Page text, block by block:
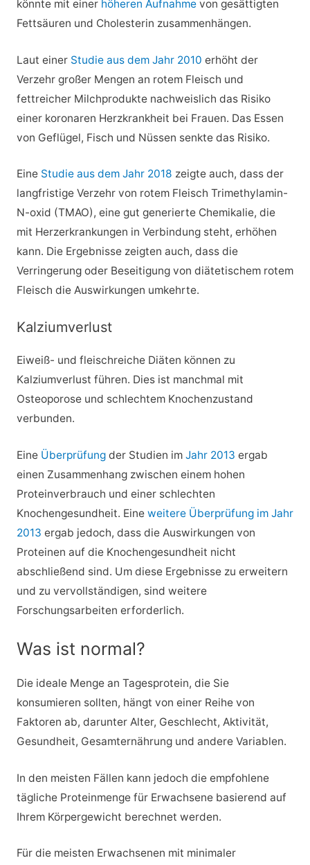
könnte mit einer höheren Aufnahmevon gesättigten
Fettsäuren und Cholesterin zusammenhängen.
Laut einer Studie aus dem Jahr 2010 erhöht der
Verzehr großer Mengen an rotem Fleisch und
fettreicher Milchprodukte nachweislich das Risiko
einer koronaren Herzkrankheit bei Frauen. Das Essen
von Geflügel, Fisch und Nüssen senkte das Risiko.
Eine Studie aus dem Jahr 2018 zeigte auch, dass der
langfristige Verzehr von rotem Fleisch Trimethylamin-
N-oxid (TMAO), eine gut generierte Chemikalie, die
mit Herzerkrankungen in Verbindung steht, erhöhen
kann. Die Ergebnisse zeigten auch, dass die
Verringerung oder Beseitigung von diätetischem rotem
Fleisch die Auswirkungen umkehrte.
Kalziumverlust
Eiweiß- und fleischreiche Diäten können zu
Kalziumverlust führen. Dies ist manchmal mit
Osteoporose und schlechtem Knochenzustand
verbunden.
Eine Überprüfungder Studien im Jahr 2013 ergab
einen Zusammenhang zwischen einem hohen
Proteinverbrauch und einer schlechten
Knochengesundheit. Eine weitere Überprüfung im Jahr
2013 ergab jedoch, dass die Auswirkungen von
Proteinen auf die Knochengesundheit nicht
abschließend sind. Um diese Ergebnisse zu erweitern
und zu vervollständigen, sind weitere
Forschungsarbeiten erforderlich.
Was ist normal?
Die ideale Menge an Tagesprotein, die Sie
konsumieren sollten, hängt von einer Reihe von
Faktoren ab, darunter Alter, Geschlecht, Aktivität,
Gesundheit, Gesamternährung und andere Variablen.
In den meisten Fällen kann jedoch die empfohlene
tägliche Proteinmenge für Erwachsene basierend auf
Ihrem Körpergewicht berechnet werden.
Für die meisten Erwachsenen mit minimaler